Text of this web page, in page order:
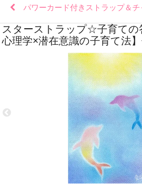
パワーカード付きストラップ＆チ
スターストラップ☆子育ての
心理学×潜在意識の子育て法